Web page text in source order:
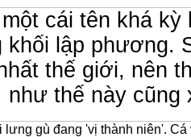
cái tên khá
khối lập phương.
thế giới, nên
như thế này cũng